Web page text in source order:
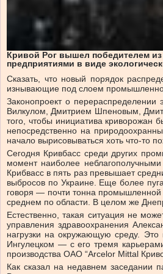
Кривой Рог вышел победителем из
предприятиями в виде
Сказать, что новый порядок
изнывающие под слоем
Законопроект о
Вилкулом, Дмитрием Шпеновым,
того, чтобы инициатива криворожан
непосредственно на
начало вырисовываться хоть что-то
Сегодня Кривбасс среди других
момент наиболее
Крибвасс в пять раз превышает
выбросов по Украине. Еще более
говоря — почти тонна промышленной
среднем по области. В целом же
Естественно, такая ситуация не
управления здравоохранения
нагрузки на окружающую среду. Это
Ингулецком — с его тремя
производства ОАО “Arcelor Mittal
Как сказал на недавнем заседании